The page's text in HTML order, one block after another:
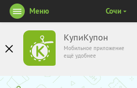
КупиКупон
Мобильное приложение
ещё удобнее
Меню Сочи